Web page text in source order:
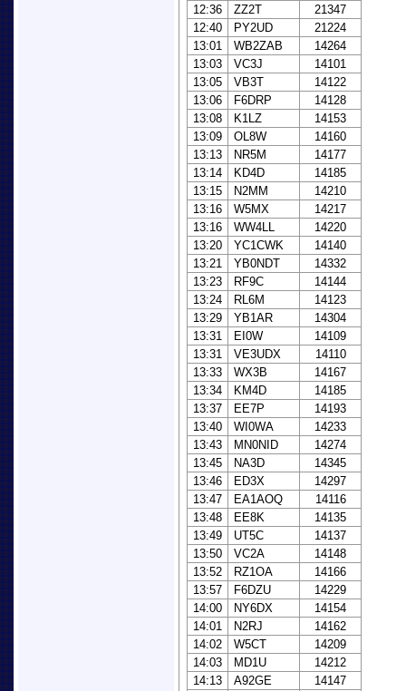
12:36
ZZ2T
21347
12:40
PY2UD
21224
13:01
WB2ZAB
14264
13:03
VC3J
14101
13:05
VB3T
14122
13:06
F6DRP
14128
13:08
K1LZ
14153
13:09
OL8W
14160
13:13
NR5M
14177
13:14
KD4D
14185
13:15
N2MM
14210
13:16
W5MX
14217
13:16
WW4LL
14220
13:20
YC1CWK
14140
13:21
YB0NDT
14332
13:23
RF9C
14144
13:24
RL6M
14123
13:29
YB1AR
14304
13:31
EI0W
14109
13:31
VE3UDX
14110
13:33
WX3B
14167
13:34
KM4D
14185
13:37
EE7P
14193
13:40
WI0WA
14233
13:43
MN0NID
14274
13:45
NA3D
14345
13:46
ED3X
14297
13:47
EA1AOQ
14116
13:48
EE8K
14135
13:49
UT5C
14137
13:50
VC2A
14148
13:52
RZ1OA
14166
13:57
F6DZU
14229
14:00
NY6DX
14154
14:01
N2RJ
14162
14:02
W5CT
14209
14:03
MD1U
14212
14:13
A92GE
14147